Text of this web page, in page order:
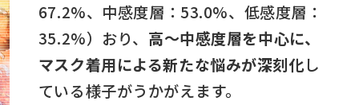
67.2%、中感度層：53.0%、低感度層：
35.2%）おり、 高～中感度層を中心に、
マスク着用による新たな悩みが深刻化し
ている様子がうかがえます。